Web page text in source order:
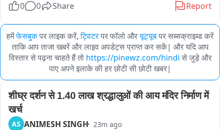
0
0 Share Report
हमेंफेसबुकपर लाइक करें, ट्विटरपर फॉलो औरयूट्यूबपर सब्सक्राइब्ड करें
ताकि आप ताजा खबरें और लाइव अपडेट्स प्राप्त कर सकें| और यदि आप
विस्तार से पढ़ना चाहते हैं तो https://pinewz.com/hindi से जुड़े और
पाए अपने इलाके की हर छोटी सी छोटी खबर|
शीघ्र दर्शन से 1.40 लाख श्रद्धालुओं की आय मंदिर निर्माण में
खर्च
AS ANIMESH SINGH 23m ago